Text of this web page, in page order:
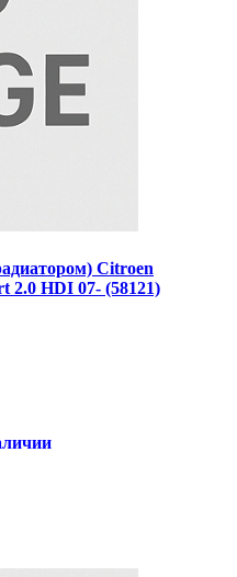
Citroen
2.0 HDI 07- (58121)